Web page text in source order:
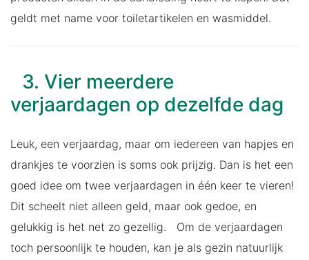
geldt met name voor toiletartikelen en wasmiddel.
3. Vier meerdere
verjaardagen op dezelfde dag
Leuk, een verjaardag, maar om iedereen van hapjes en
drankjes te voorzien is soms ook prijzig. Dan is het een
goed idee om twee verjaardagen in één keer te vieren!
Dit scheelt niet alleen geld, maar ook gedoe, en
gelukkig is het net zo gezellig. Om de verjaardagen
toch persoonlijk te houden, kan je als gezin natuurlijk